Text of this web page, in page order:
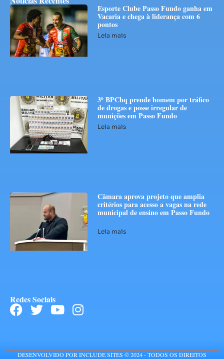
Esporte Clube Passo Fundo ganha em
Vacaria e chega à liderança com 6
pontos
Leia mais
3º BPChq prende homem por tráfico
de drogas e posse irregular de
munições em Passo Fundo
Leia mais
Câmara aprova projeto que amplia
critérios para acesso a vagas na rede
municipal de ensino em Passo Fundo
Leia mais
Redes Sociais
DESENVOLVIDO POR INCLUDE SITES © 2024 - TODOS OS DIREITOS